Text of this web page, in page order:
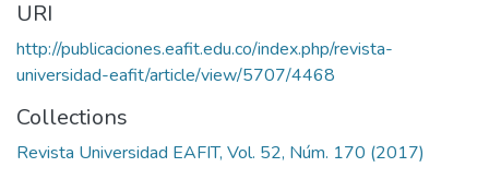
URI
http://publicaciones.eafit.edu.co/index.php/revista-
universidad-eafit/article/view/5707/4468
Collections
Revista Universidad EAFIT, Vol. 52, Núm. 170 (2017)